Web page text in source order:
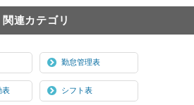
関連カテゴリ
勤怠管理表
表 シフト表